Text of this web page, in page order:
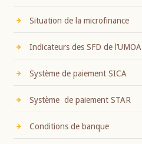
Situation de la microfinance
Indicateurs des SFD de l’UMOA
Système de paiement SICA
Système de paiement STAR
Conditions de banque